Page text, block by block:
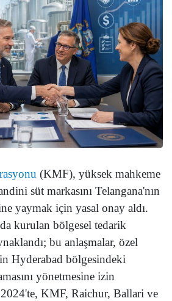
(KMF), yüksek mahkeme
süt markasını Telangana'nın
yaymak için yasal onay aldı.
kurulan bölgesel tedarik
bu anlaşmalar, özel
Hyderabad bölgesindeki
yönetmesine izin
KMF, Raichur, Ballari ve